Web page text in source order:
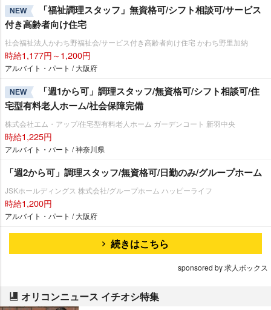
NEW
「福祉調理スタッフ」無資格可/シフト相談可/サービス
付き高齢者向け住宅
社会福祉法人かわち野福祉会/サービス付き高齢者向け住宅 かわち野里加納
時給1,177円～1,200円
アルバイト・パート / 大阪府
NEW
「週1から可」調理スタッフ/無資格可/シフト相談可/住
宅型有料老人ホーム/社会保障完備
株式会社エム・アップ/住宅型有料老人ホーム ガーデンコート 新羽中央
時給1,225円
アルバイト・パート / 神奈川県
「週2から可」調理スタッフ/無資格可/日勤のみ/グループホーム
JSKホールディングス 株式会社/グループホーム ハッピーライフ
時給1,200円
アルバイト・パート / 大阪府
続きはこちら
sponsored by 求人ボックス
オリコンニュース イチオシ特集